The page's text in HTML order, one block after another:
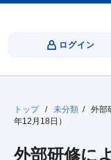
ログイン
トップ / 未分類 /
外部
年12月18日）
外部研修に